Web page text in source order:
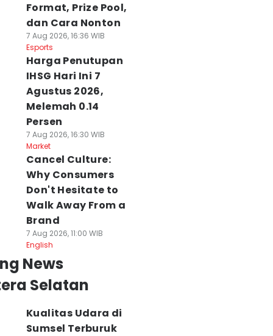
Format, Prize Pool,
dan Cara Nonton
7 Aug 2026, 16:36 WIB
Esports
Harga Penutupan
IHSG Hari Ini 7
Agustus 2026,
Melemah 0.14
Persen
7 Aug 2026, 16:30 WIB
Market
Cancel Culture:
Why Consumers
Don't Hesitate to
Walk Away From a
Brand
7 Aug 2026, 11:00 WIB
English
News
Selatan
Kualitas Udara di
Sumsel Terburuk